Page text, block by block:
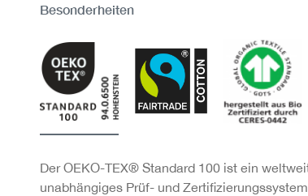
Besonderheiten
Der OEKO-TEX® Standard 100 ist ein
unabhängiges Prüf- und